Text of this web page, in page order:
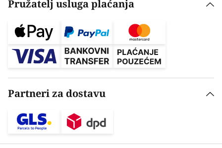
Pružatelj usluga plaćanja
Partneri za dostavu